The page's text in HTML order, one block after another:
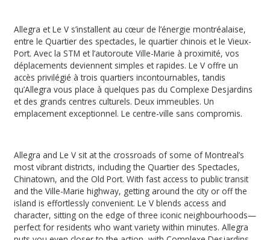
Allegra et Le V s’installent au cœur de l’énergie montréalaise,
entre le Quartier des spectacles, le quartier chinois et le Vieux-
Port. Avec la STM et l’autoroute Ville-Marie à proximité, vos
déplacements deviennent simples et rapides. Le V offre un
accès privilégié à trois quartiers incontournables, tandis
qu’Allegra vous place à quelques pas du Complexe Desjardins
et des grands centres culturels. Deux immeubles. Un
emplacement exceptionnel. Le centre-ville sans compromis.
Allegra and Le V sit at the crossroads of some of Montreal’s
most vibrant districts, including the Quartier des Spectacles,
Chinatown, and the Old Port. With fast access to public transit
and the Ville-Marie highway, getting around the city or off the
island is effortlessly convenient. Le V blends access and
character, sitting on the edge of three iconic neighbourhoods—
perfect for residents who want variety within minutes. Allegra